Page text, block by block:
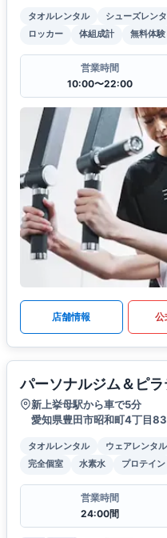
タオルレンタル シューズレン
ロッカー
体組成計 無料体験
営業時間
10:00〜22:00
店舗情報 公
パーソナルジム＆ピ
新上挙母駅から車で5分
愛知県豊田市昭和町4丁目
タオルレンタル ウェアレンタル
完全個室
水素水 プロテイン
営業時間
24:00間